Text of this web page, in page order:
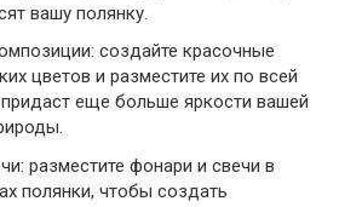
вашу полянку.
создайте красочные
цветов и разместите их по всей
еще больше яркости вашей
разместите фонари и свечи в
полянки, чтобы создать